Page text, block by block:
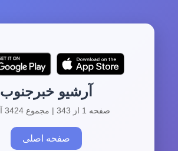
آرشیو خبرجنوب
صفحه 1 از 343 | مجموع 3424 آرشیو
صفحه اصلی